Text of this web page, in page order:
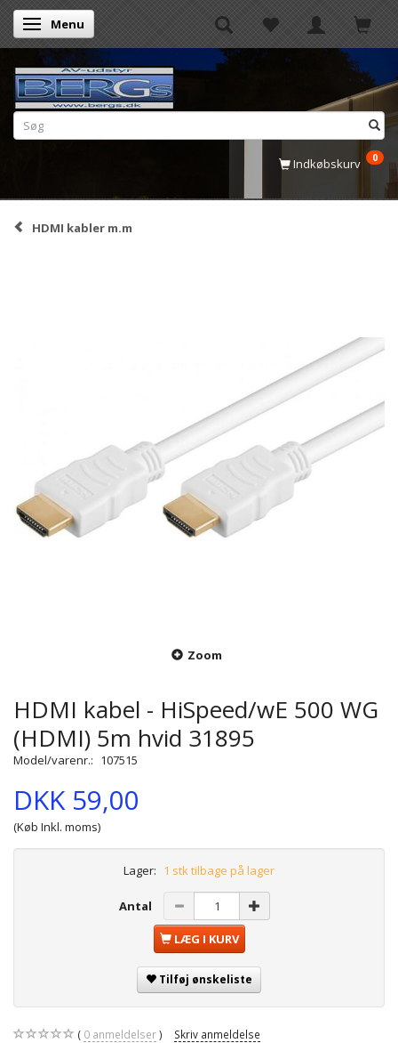
Skifte navigation
Menu
Indkøbskurv 0
HDMI kabler m.m
Zoom
HDMI kabel - HiSpeed/wE 500 WG
(HDMI) 5m hvid 31895
Model/varenr.: 107515
DKK 59,00
(Køb Inkl. moms)
Lager: 1 stk tilbage på lager
Antal
LÆG I KURV
Tilføj ønskeliste
0 anmeldelser Skriv anmeldelse